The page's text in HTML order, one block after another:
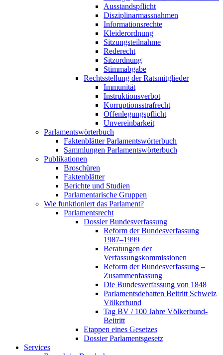
Ausstandspflicht
Disziplinarmassnahmen
Informationsrechte
Kleiderordnung
Sitzungsteilnahme
Rederecht
Sitzordnung
Stimmabgabe
Rechtsstellung der Ratsmitglieder
Immunität
Instruktionsverbot
Korruptionsstrafrecht
Offenlegungspflicht
Unvereinbarkeit
Parlamentswörterbuch
Faktenblätter Parlamentswörterbuch
Sammlungen Parlamentswörterbuch
Publikationen
Broschüren
Faktenblätter
Berichte und Studien
Parlamentarische Gruppen
Wie funktioniert das Parlament?
Parlamentsrecht
Dossier Bundesverfassung
Reform der Bundesverfassung
1987–1999
Beratungen der
Verfassungskommissionen
Reform der Bundesverfassung –
Zusammenfassung
Die Bundesverfassung von 1848
Parlamentsdebatten Beitritt Schweiz
Völkerbund
Tag BV / 100 Jahre Völkerbund-
Beitritt
Etappen eines Gesetzes
Dossier Parlamentsgesetz
Services